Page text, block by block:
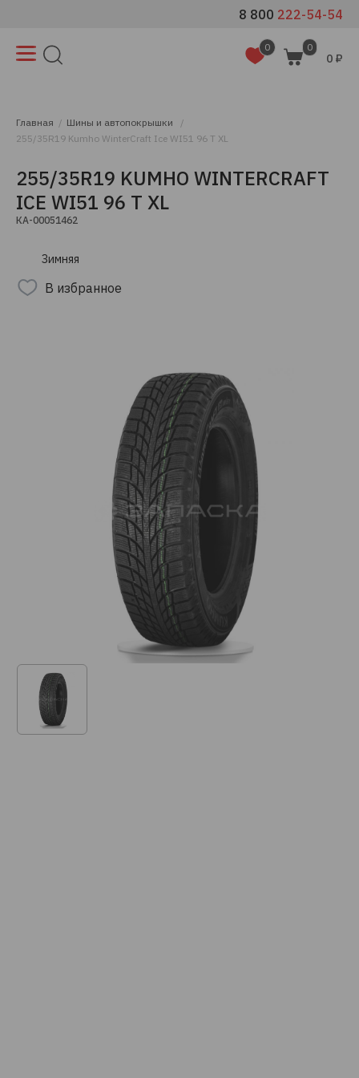
8 800 222-54-54
0 0
0 ₽
Главная
Шины и автопокрышки
255/35R19 Kumho WinterCraft Ice WI51 96 T XL
255/35R19 KUMHO WINTERCRAFT
ICE WI51 96 T XL
КА-00051462
Зимняя
В избранное